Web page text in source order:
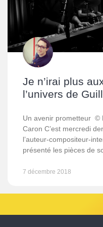
Je n’irai plus
l’univers de
Un avenir prometteur ©
Caron C’est mercredi
l’auteur-compositeur-
présenté les pièces de
7 décembre 2018